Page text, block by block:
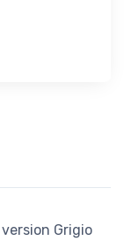
Grigio